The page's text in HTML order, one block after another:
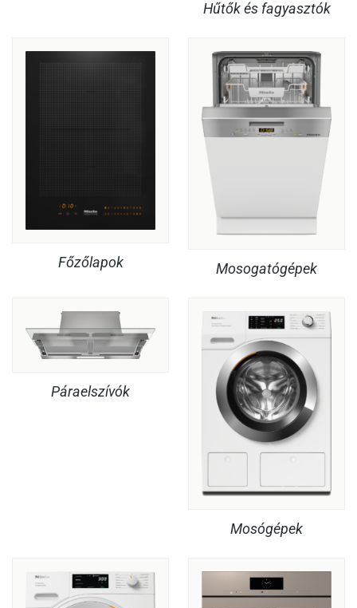
Hűtők és fagyasztók
Főzőlapok Mosogatógépek
Páraelszívók
Mosógépek